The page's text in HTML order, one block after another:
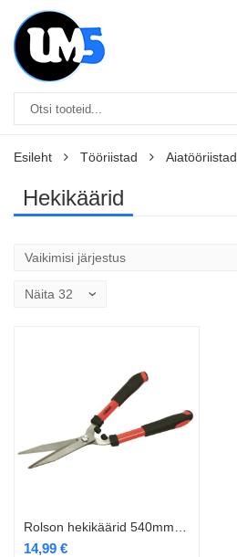
Esileht Tööriistad Aiatööriistad
Hekikäärid
14,99 €